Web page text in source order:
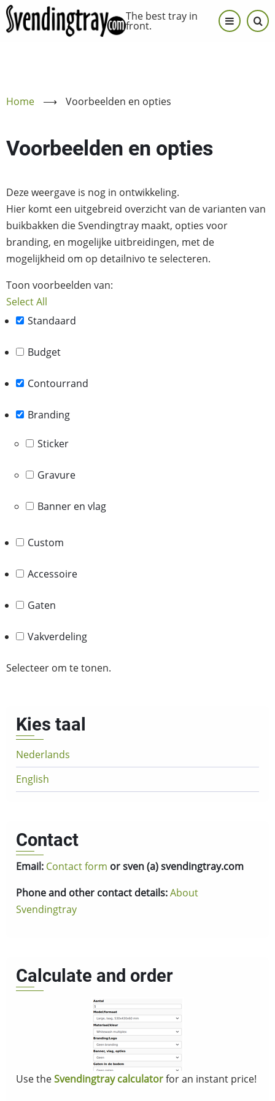
Skip
to
The best tray in
front.
Home ⟶ Voorbeelden en opties
Voorbeelden en opties
Deze weergave is nog in ontwikkeling.
Hier komt een uitgebreid overzicht van de varianten van
buikbakken die Svendingtray maakt, opties voor
branding, en mogelijke uitbreidingen, met de
mogelijkheid om op detailnivo te selecteren.
Toon voorbeelden van:
Select All
Standaard
Budget
Contourrand
Branding
Sticker
Gravure
Banner en vlag
Custom
Accessoire
Gaten
Vakverdeling
Selecteer om te tonen.
Kies taal
Nederlands
English
Contact
Email: Contact form or sven (a) svendingtray.com
Phone and other contact details:About
Svendingtray
Calculate and order
Use theSvendingtray calculatorfor an instant price!